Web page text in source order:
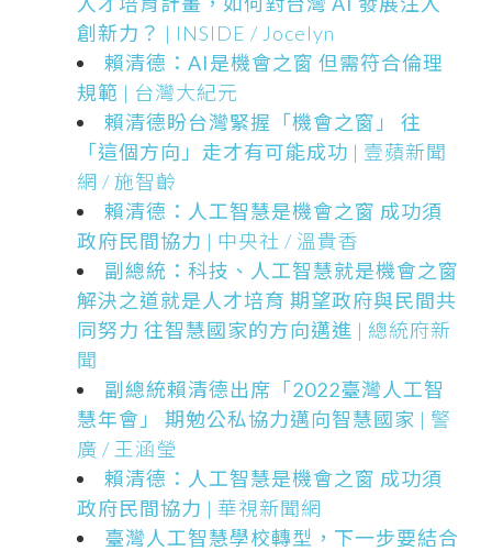
創新力？ | INSIDE / Jocelyn
賴清德：AI是機會之窗 但需符合倫理
規範 | 台灣大紀元
賴清德盼台灣緊握「機會之窗」 往
「這個方向」走才有可能成功 | 壹蘋新聞
網 / 施智齡
賴清德：人工智慧是機會之窗 成功須
政府民間協力 | 中央社 / 溫貴香
副總統：科技、人工智慧就是機會之窗
解決之道就是人才培育 期望政府與民間共
同努力 往智慧國家的方向邁進 | 總統府新
聞
副總統賴清德出席「2022臺灣人工智
慧年會」 期勉公私協力邁向智慧國家 | 警
廣 / 王涵瑩
賴清德：人工智慧是機會之窗 成功須
政府民間協力 | 華視新聞網
臺灣人工智慧學校轉型，下一步要結合